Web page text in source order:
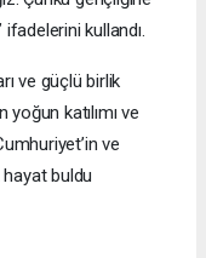
kullandı.
ve güçlü birlik
katılımı ve
ve
buldu